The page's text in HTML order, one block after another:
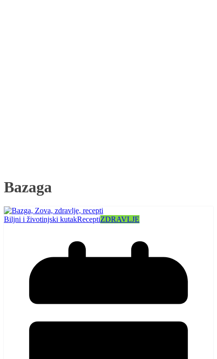
Bazaga
Biljni i životinjski kutakReceptiZDRAVLJE